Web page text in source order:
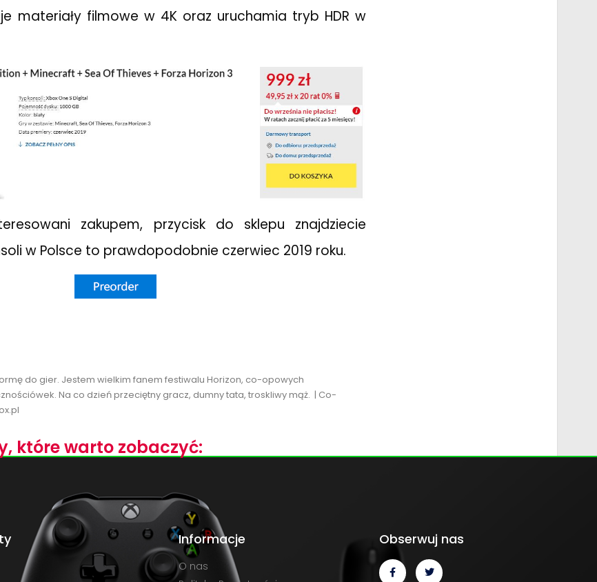
materiały filmowe w 4K oraz uruchamia tryb HDR w
zakupem, przycisk do sklepu znajdziecie
w Polsce to prawdopodobnie czerwiec 2019 roku.
do gier. Jestem wielkim fanem festiwalu Horizon, co-opowych
Na co dzień przeciętny gracz, dumny tata, troskliwy mąż. | Co-
które warto zobaczyć:
Informacje
O nas
Obserwuj nas